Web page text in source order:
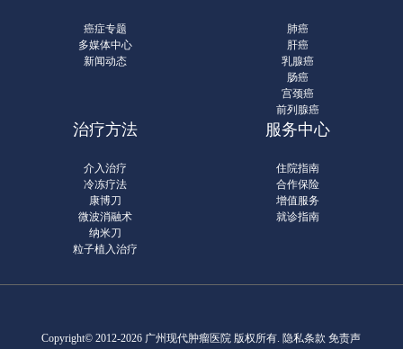
癌症专题
多媒体中心
新闻动态
肺癌
肝癌
乳腺癌
肠癌
宫颈癌
前列腺癌
治疗方法
介入治疗
冷冻疗法
康博刀
微波消融术
纳米刀
粒子植入治疗
服务中心
住院指南
合作保险
增值服务
就诊指南
Copyright© 2012-2026 广州现代肿瘤医院 版权所有. 隐私条款 免责声